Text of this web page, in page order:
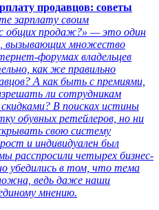
продавцов: советы
зарплату своим
общих продаж?» — это один
вызывающих множество
форумах владельцев
как же правильно
А как быть с премиями,
ли сотрудникам
В поисках истины
обувных ретейлеров, но ни
свою систему
и индивидуален был
расспросили четырех бизнес-
убедились в том, что тема
ведь даже наши
мнению.